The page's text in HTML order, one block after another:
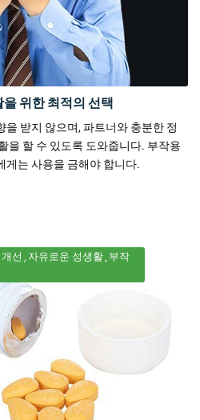
위한 최적의 선택
받지 않으며, 파트너와 충분한 정
을 할 수 있도록 도와줍니다. 부작용
게는 사용을 금해야 합니다.
선 자유로운 성생활 부작